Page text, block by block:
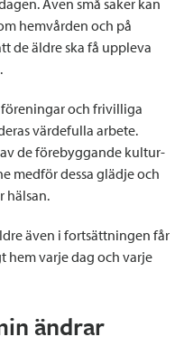
Även små saker kan
hemvården och på
de äldre ska få uppleva
och frivilliga
värdefulla arbete.
de förebyggande kultur-
medför dessa glädje och
hälsan.
även i fortsättningen får
hem varje dag och varje
ändrar